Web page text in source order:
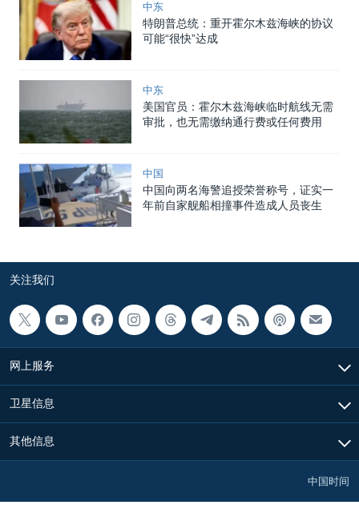
中东
特朗普总统：重开霍尔木兹海峡的协议
可能“很快”达成
中东
美国官员：霍尔木兹海峡临时航线无需
审批，也无需缴纳通行费或任何费用
中国
中国向两名海警追授荣誉称号，证实一
年前自家舰船相撞事件造成人员丧生
关注我们
网上服务
卫星信息
其他信息
中国时间